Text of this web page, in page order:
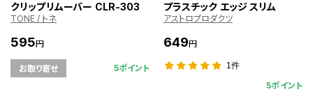
クリップリムーバー CLR-303
TONE / トネ
595円
お取り寄せ 5ポイント
プラスチック エッジ スリム
アストロプロダクツ
649円
1件
5ポイント